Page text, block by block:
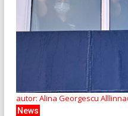
autor: Alina Georgescu
News